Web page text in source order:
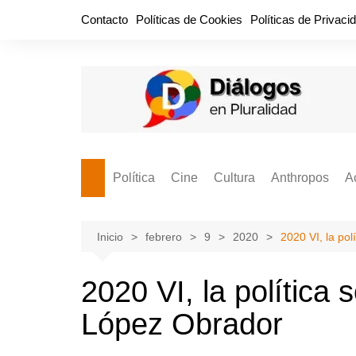
Contacto Políticas de Cookies Políticas de
Política
Cabos Sueltos
Disruptor
Espacio Ciudadano
El Cardenche
Cine
FILMOGRAFÍAS
Cultura
Crónica
Libros
Valor Público
Anthropos
Estadística
Hemeródromo
Inicio febrero 9 2020 2020 VI, la
2020 VI, la política
López Obrador